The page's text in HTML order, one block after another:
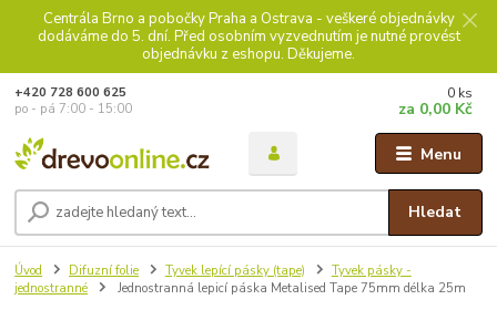
Centrála Brno a pobočky Praha a Ostrava - veškeré objednávky
dodáváme do 5. dní. Před osobním vyzvednutím je nutné provést
objednávku z eshopu. Děkujeme.
Menu
Hledat
+420 728 600 625
po - pá 7:00 - 15:00
0 ks
za 0,00 Kč
Úvod Difuzní folie Tyvek lepící pásky (tape)
Tyvek pásky -
jednostranné
Jednostranná lepicí páska Metalised Tape 75mm délka 25m